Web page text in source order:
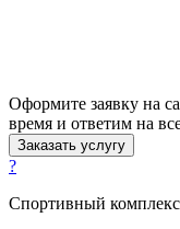
Оформите заявку на
время и ответим на
Заказать услугу
?
Спортивный